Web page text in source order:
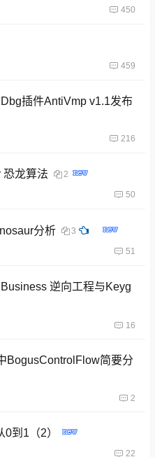
450
459
插件AntiVmp v1.1发布
216
恐龙算法
2
50
分析
3
51
逆向工程与Keyg
16
BogusControlFlow简要分
2
到1（2）
22